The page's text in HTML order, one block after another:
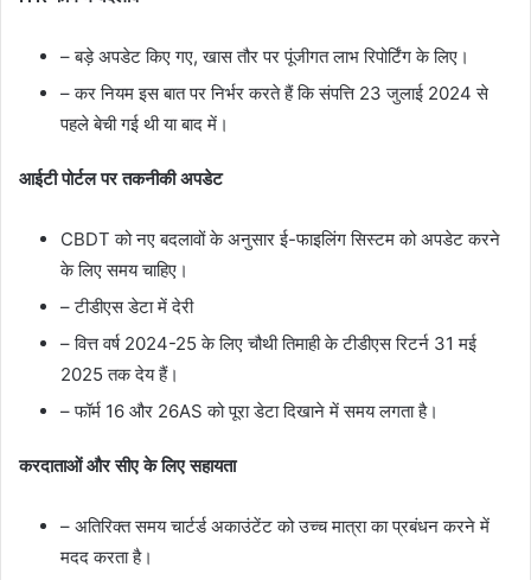
– बड़े अपडेट किए गए, खास तौर पर पूंजीगत लाभ रिपोर्टिंग के लिए।
– कर नियम इस बात पर निर्भर करते हैं कि संपत्ति 23 जुलाई 2024 से
पहले बेची गई थी या बाद में।
आईटी पोर्टल पर तकनीकी अपडेट
CBDT को नए बदलावों के अनुसार ई-फाइलिंग सिस्टम को अपडेट करने
के लिए समय चाहिए।
– टीडीएस डेटा में देरी
– वित्त वर्ष 2024-25 के लिए चौथी तिमाही के टीडीएस रिटर्न 31 मई
2025 तक देय हैं।
– फॉर्म 16 और 26AS को पूरा डेटा दिखाने में समय लगता है।
करदाताओं और सीए के लिए सहायता
– अतिरिक्त समय चार्टर्ड अकाउंटेंट को उच्च मात्रा का प्रबंधन करने में
मदद करता है।